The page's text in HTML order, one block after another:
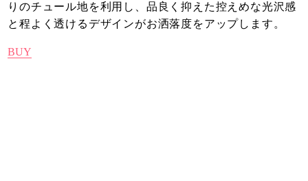
りのチュール地を利用し、品良く抑えた控えめな光沢感
と程よく透けるデザインがお洒落度をアップします。
BUY